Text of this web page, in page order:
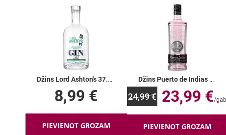
Džins Lord Ashton's 37.5%
8,99 €
PIEVIENOT GROZAM
Džins Puerto de Indias Strawberry 37.5%
24,99 € 23,99 €
PIEVIENOT GROZAM